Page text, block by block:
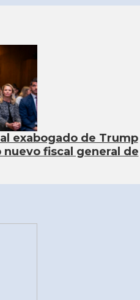
Catalans a IRVINE
Catalans a Jacksonville
Catalans a Kentucky
exabogado de Trump
fiscal general de